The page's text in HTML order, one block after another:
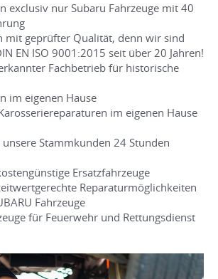
exclusiv nur Subaru Fahrzeuge mit 40
mit geprüfter Qualität, denn wir sind
EN ISO 9001:2015 seit über 20 Jahren!
Fachbetrieb für historische
im eigenen Hause
im eigenen Hause
Stammkunden 24 Stunden
Ersatzfahrzeuge
Reparaturmöglichkeiten
Fahrzeuge
für Feuerwehr und Rettungsdienst